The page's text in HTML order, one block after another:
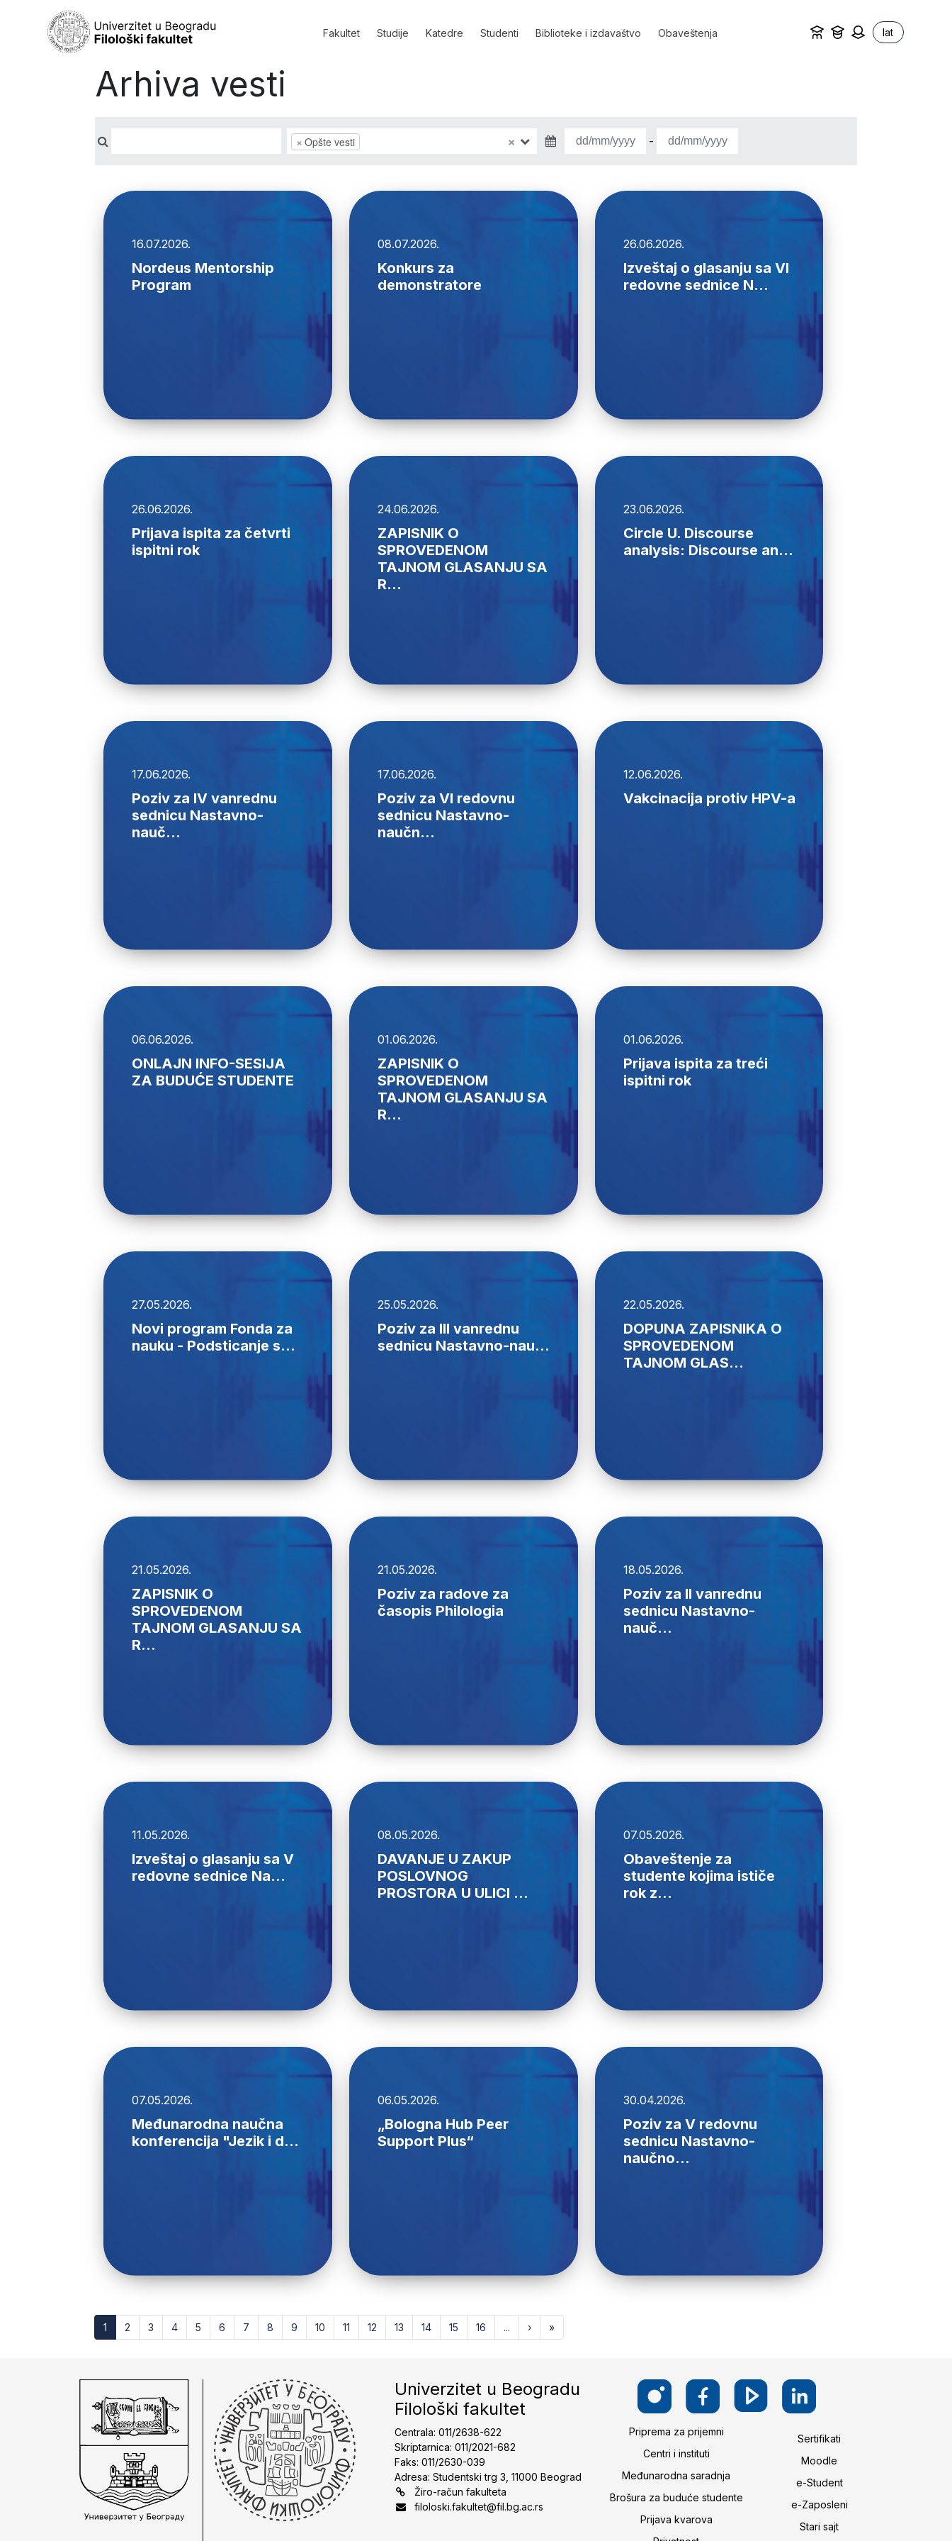
Fakultet Studije Katedre Studenti Biblioteke i izdavaštvo Obaveštenja lat
Arhiva vesti
×
× Opšte vesti -
16.07.2026.
Nordeus Mentorship
Program
08.07.2026.
Konkurs za
demonstratore
26.06.2026.
Izveštaj o glasanju sa VI
redovne sednice N...
26.06.2026.
Prijava ispita za četvrti
ispitni rok
24.06.2026.
ZAPISNIK O
SPROVEDENOM
TAJNOM GLASANJU SA
R...
23.06.2026.
Circle U. Discourse
analysis: Discourse an...
17.06.2026.
Poziv za IV vanrednu
sednicu Nastavno-
nauč...
17.06.2026.
Poziv za VI redovnu
sednicu Nastavno-
naučn...
12.06.2026.
Vakcinacija protiv HPV-a
06.06.2026.
ONLAJN INFO-SESIJA
ZA BUDUĆE STUDENTE
01.06.2026.
ZAPISNIK O
SPROVEDENOM
TAJNOM GLASANJU SA
R...
01.06.2026.
Prijava ispita za treći
ispitni rok
27.05.2026.
Novi program Fonda za
nauku - Podsticanje s...
25.05.2026.
Poziv za III vanrednu
sednicu Nastavno-nau...
22.05.2026.
DOPUNA ZAPISNIKA O
SPROVEDENOM
TAJNOM GLAS...
21.05.2026.
ZAPISNIK O
SPROVEDENOM
TAJNOM GLASANJU SA
R...
21.05.2026.
Poziv za radove za
časopis Philologia
18.05.2026.
Poziv za II vanrednu
sednicu Nastavno-
nauč...
11.05.2026.
Izveštaj o glasanju sa V
redovne sednice Na...
08.05.2026.
DAVANJE U ZAKUP
POSLOVNOG
PROSTORA U ULICI ...
07.05.2026.
Obaveštenje za
studente kojima ističe
rok z...
07.05.2026.
Međunarodna naučna
konferencija "Jezik i d...
06.05.2026.
„Bologna Hub Peer
Support Plus“
30.04.2026.
Poziv za V redovnu
sednicu Nastavno-
naučno...
1 2 3 4 5 6 7 8 9 10 11 12 13 14 15 16 ... › »
Univerzitet u Beogradu
Filološki fakultet
Centrala: 011/2638-622
Skriptarnica: 011/2021-682
Faks: 011/2630-039
Adresa: Studentski trg 3, 11000 Beograd
Žiro-račun fakulteta
filoloski.fakultet@fil.bg.ac.rs
Priprema za prijemni
Centri i instituti
Međunarodna saradnja
Brošura za buduće studente
Prijava kvarova
Sertifikati
Moodle
e-Student
e-Zaposleni
Stari sajt